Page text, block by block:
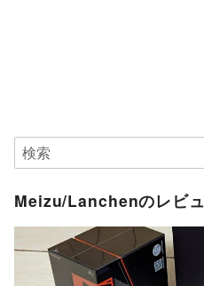
Meizu/Lanchenのレビ